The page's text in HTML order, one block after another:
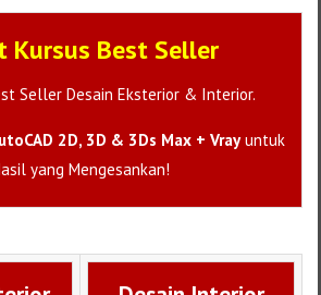
Kursus Best Seller
Seller Desain Eksterior & Interior.
2D, 3D & 3Ds Max + Vrayuntuk
yang Mengesankan!